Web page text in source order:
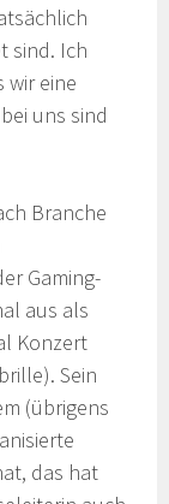
sind. Ich
wir eine
uns sind
Branche
Gaming-
aus als
Konzert
Sein
(übrigens
das hat